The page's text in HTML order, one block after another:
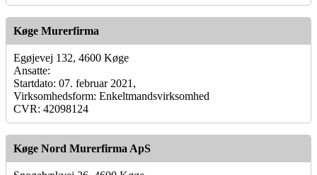
Køge Murerfirma
Egøjevej 132, 4600 Køge
Ansatte:
Startdato: 07. februar 2021,
Virksomhedsform: Enkeltmandsvirksomhed
CVR: 42098124
Køge Nord Murerfirma ApS